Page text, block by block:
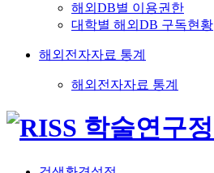
해외DB별 이용권한
대학별 해외DB 구독현황
해외전자자료 통계
해외전자자료 통계